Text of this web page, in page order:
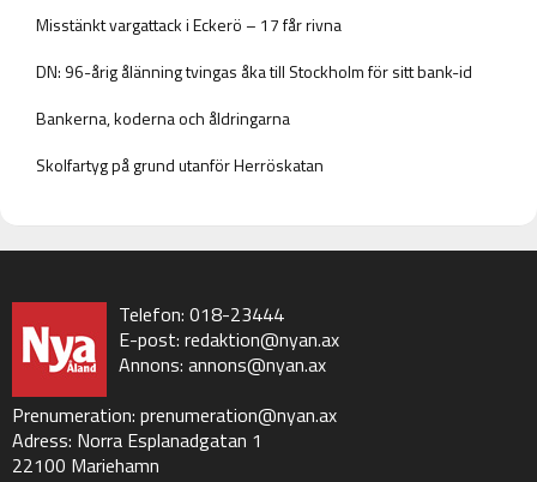
Misstänkt vargattack i Eckerö – 17 får rivna
DN: 96-årig ålänning tvingas åka till Stockholm för sitt bank-id
Bankerna, koderna och åldringarna
Skolfartyg på grund utanför Herröskatan
Telefon: 018-23444
E-post: redaktion@nyan.ax
Annons: annons@nyan.ax
Prenumeration: prenumeration@nyan.ax
Adress: Norra Esplanadgatan 1
22100 Mariehamn